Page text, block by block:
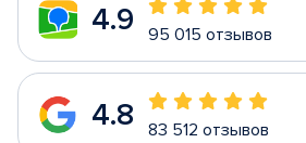
4.9 95 015 отзывов
4.8 83 512 отзывов